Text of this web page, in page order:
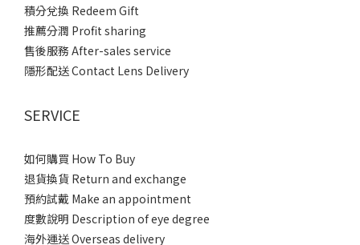
積分兌換 Redeem Gift
推薦分潤 Profit sharing
售後服務 After-sales service
隱形配送 Contact Lens Delivery
SERVICE
如何購買 How To Buy
退貨換貨 Return and exchange
預約試戴 Make an appointment
度數說明 Description of eye degree
海外運送 Overseas delivery